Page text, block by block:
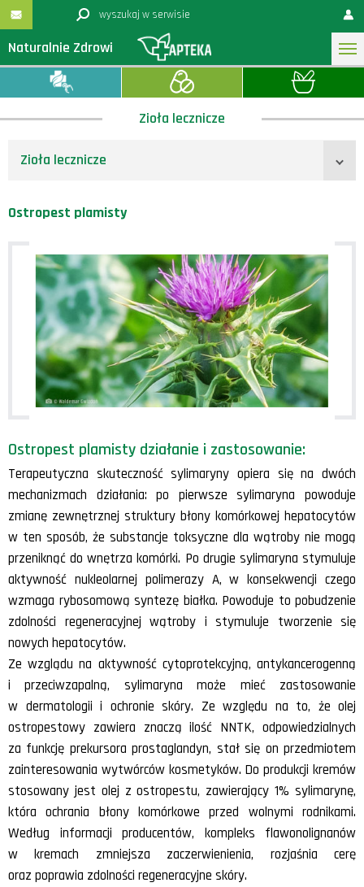
Naturalnie Zdrowi
Zioła lecznicze
Zioła lecznicze
Ostropest plamisty
Ostropest plamisty działanie i zastosowanie:
Terapeutyczna skuteczność sylimaryny opiera się na dwóch
mechanizmach działania: po pierwsze sylimaryna powoduje
zmianę zewnętrznej struktury błony komórkowej hepatocytów
w ten sposób, że substancje toksyczne dla wątroby nie mogą
przeniknąć do wnętrza komórki. Po drugie sylimaryna stymuluje
aktywność nukleolarnej polimerazy A, w konsekwencji czego
wzmaga rybosomową syntezę białka. Powoduje to pobudzenie
zdolności regeneracyjnej wątroby i stymuluje tworzenie się
nowych hepatocytów.
Ze wzglądu na aktywność cytoprotekcyjną, antykancerogenną
i przeciwzapalną, sylimaryna może mieć zastosowanie
w dermatologii i ochronie skóry. Ze względu na to, że olej
ostropestowy zawiera znaczą ilość NNTK, odpowiedzialnych
za funkcję prekursora prostaglandyn, stał się on przedmiotem
zainteresowania wytwórców kosmetyków. Do produkcji kremów
stosowany jest olej z ostropestu, zawierający 1% sylimarynę,
która ochrania błony komórkowe przed wolnymi rodnikami.
Według informacji producentów, kompleks flawonolignanów
w kremach zmniejsza zaczerwienienia, rozjaśnia cerę
oraz poprawia zdolności regeneracyjne skóry.